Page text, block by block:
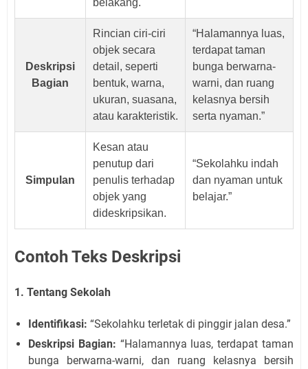
Deskripsi
Bagian
Rincian ciri-ciri
objek secara
detail, seperti
bentuk, warna,
ukuran, suasana,
atau karakteristik.
“Halamannya luas,
terdapat taman
bunga berwarna-
warni, dan ruang
kelasnya bersih
serta nyaman.”
Simpulan
Kesan atau
penutup dari
penulis terhadap
objek yang
dideskripsikan.
“Sekolahku indah
dan nyaman untuk
belajar.”
Contoh Teks Deskripsi
1. Tentang Sekolah
Identifikasi: “Sekolahku terletak di pinggir jalan desa.”
Deskripsi Bagian: “Halamannya luas, terdapat taman
bunga berwarna-warni, dan ruang kelasnya bersih